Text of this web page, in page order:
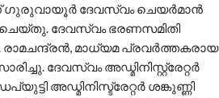
ന് ഗുരുവായൂര്‍ ദേവസ്വം ചെയര്‍മാന്‍
ചെയ്തു. ദേവസ്വം ഭരണസമിതി
മാധ്യമ പ്രവര്‍ത്തകരായ
ദേവസ്വം അഡ്മിനിസ്റ്റ്രേറ്റര്‍
അഡ്മിനിസ്ട്രേറ്റർ ശങ്കുണ്ണി